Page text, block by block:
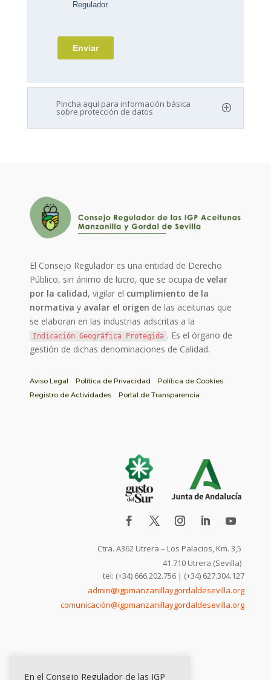
Pincha aquí para información básica
sobre protección de datos
El Consejo Regulador es una entidad de Derecho
Público, sin ánimo de lucro, que se ocupa develar
por la calidad, vigilar el cumplimiento de la
normativa y avalar el origen de las aceitunas que
se elaboran en las industrias adscritas a la
Indicación Geográfica Protegida . Es el órgano de
gestión de dichas denominaciones de Calidad.
Aviso Legal Política de Privacidad
Política de Cookies
Registro de Actividades
Portal de Transparencia
Ctra. A362 Utrera – Los Palacios, Km. 3,5
41.710 Utrera (Sevilla)
tel: (+34) 666.202.756 | (+34) 627.304.127
admin@igpmanzanillaygordaldesevilla.org
comunicación@igpmanzanillaygordaldesevilla.org
En el Consejo Regulador de las IGP